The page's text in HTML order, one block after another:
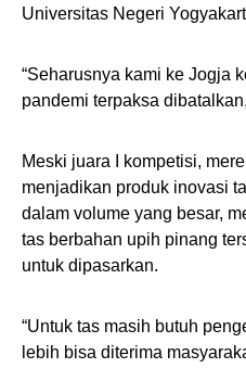
Universitas Negeri
“Seharusnya kami ke Jogja
pandemi terpaksa
Meski juara I kompetisi,
menjadikan produk inovasi
dalam volume yang besar,
tas berbahan upih pinang
untuk dipasarkan.
“Untuk tas masih butuh
lebih bisa diterima